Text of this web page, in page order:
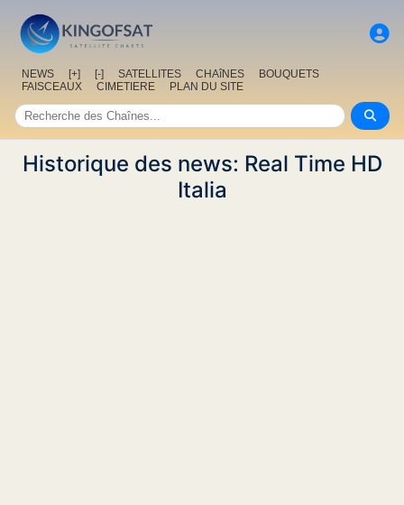
NEWS [+] [-] SATELLITES CHAîNES
BOUQUETS
FAISCEAUX
CIMETIERE PLAN DU SITE
Historique des news: Real Time HD
Italia